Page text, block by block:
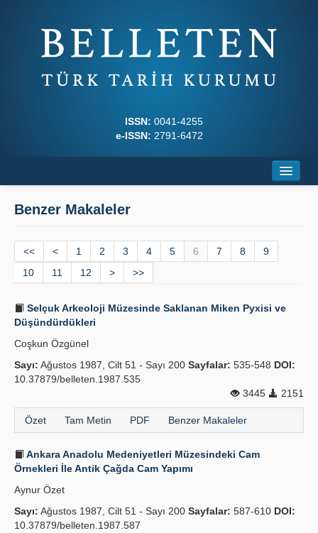
ISSN: 0041-4255
e-ISSN: 2791-6472
Dergi Kurulları
Yazım Kuralları
İlkeler
Yayın Politikaları
Kılavuzlar
Benzer Makaleler
<< < 1 2 3 4 5 6 7 8
9
10
11 12 > >>
Selçuk Arkeoloji Müzesinde Saklanan Miken Pyxisi ve
Düşündürdükleri
Coşkun Özgünel
Sayı: Ağustos 1987, Cilt 51 - Sayı 200 Sayfalar: 535-548 DOI:
10.37879/belleten.1987.535
3445
2151
Özet Tam Metin PDF Benzer Makaleler
Ankara Anadolu Medeniyetleri Müzesindeki Cam
Örnekleri İle Antik Çağda Cam Yapımı
Aynur Özet
Sayı: Ağustos 1987, Cilt 51 - Sayı 200 Sayfalar: 587-610 DOI:
10.37879/belleten.1987.587